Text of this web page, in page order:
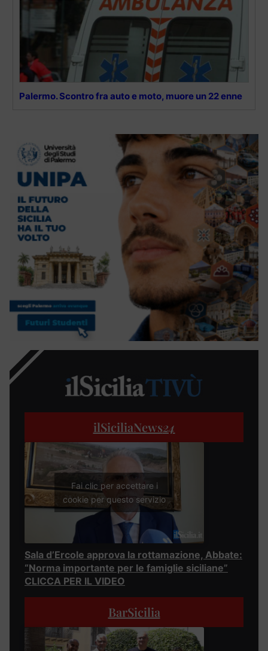
Palermo. Scontro fra auto e moto, muore un 22 enne
ilSiciliaNews24
Fai clic per accettare i
cookie per questo servizio
Sala d’Ercole approva la rottamazione, Abbate:
“Norma importante per le famiglie siciliane”
CLICCA PER IL VIDEO
BarSicilia